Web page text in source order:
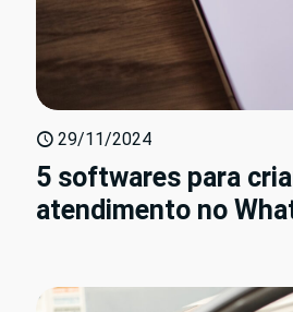
29/11/2024
5 softwares para
atendimento no